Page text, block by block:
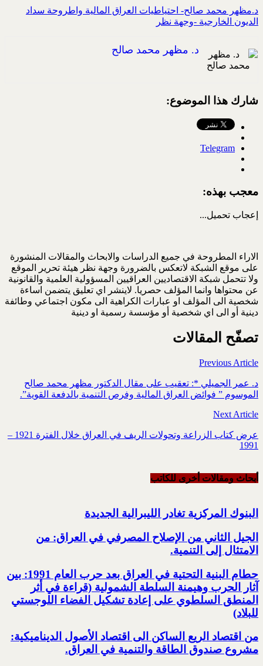
د.مظهر محمد صالح- احتياطيات العراق المالية واطروحة سداد
الديون الخارجية -وجهة نظر
د. مظهر محمد صالح
شارك هذا الموضوع:
Telegram
معجب بهذه:
إعجاب تحميل...
الاراء المطروحة في جميع الدراسات والابحاث والمقالات المنشورة
على موقع الشبكة لاتعكس بالضرورة وجهة نظر هيئة تحرير الموقع
ولا تتحمل شبكة الاقتصاديين العراقيين المسؤولية العلمية والقانونية
عن محتواها وانما المؤلف حصريا. لاينشر اي تعليق يتضمن اساءة
شخصية الى المؤلف او عبارات الكراهية الى مكون اجتماعي وطائفة
دينية أو الى اي شخصية أو مؤسسة رسمية او دينية
تصفّح المقالات
Previous Article
د. عمر الجميلي *: تعقيب على مقال الدكتور مظهر محمد صالح
الموسوم ” فوائض العراق المالية وفرص التنمية بالدفعة القوية”.
Next Article
عرض كتاب الزراعة وتحولات الريف في العراق خلال الفترة 1921 –
1991
أبحاث ومقالات أخرى للکاتب
البنوك المركزية تغادر الليبرالية الجديدة
الجيل الثاني من الإصلاح المصرفي في العراق: من
الامتثال إلى التنمية.‏
حطام البنية التحتية في العراق بعد حرب العام 1991: بين
آثار الحرب وهيمنة السلطة الشمولية‎ ‏(قراءة في أثر
المنطق السلطوي على إعادة تشكيل الفضاء اللوجستي
للبلاد)‏
من اقتصاد الريع الساكن الى اقتصاد الأصول الديناميكية:
مشروع صندوق الطاقة والتنمية في العراق‎.